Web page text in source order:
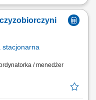
gospodarczej w
i zamówień.
lokalnego rynku.
stacjonarna
/ menedżer